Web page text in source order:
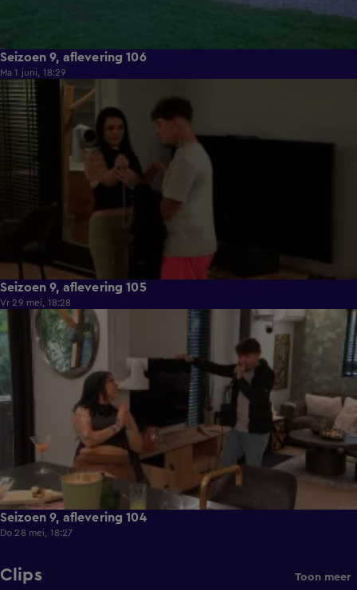
Seizoen 9, aflevering 106
Ma 1 juni, 18:29
22:23
Seizoen 9, aflevering 105
Vr 29 mei, 18:28
Seizoen 9, aflevering 104
Do 28 mei, 18:27
Clips Toon meer